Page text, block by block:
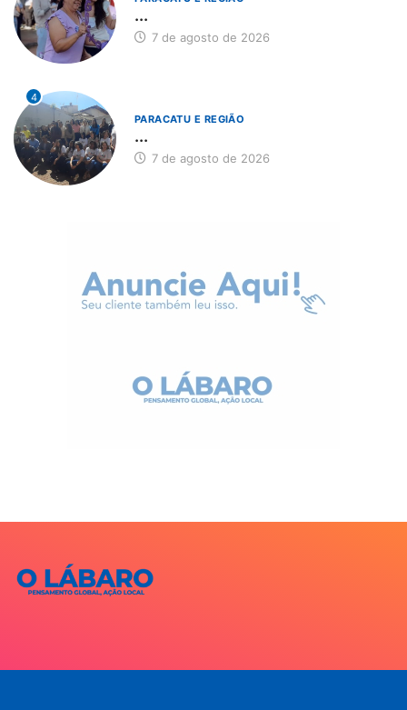
...
7 de agosto de 2026
4
PARACATU E REGIÃO
...
7 de agosto de 2026